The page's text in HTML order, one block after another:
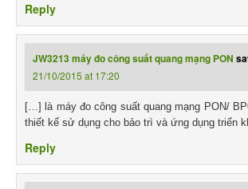
Reply
JW3213 máy đo công suất quang mạng PON
21/10/2015 at 17:20
[…] là máy đo công suất quang mạng PON/
thiết kế sử dụng cho bảo trì và ứng dụng triển
Reply